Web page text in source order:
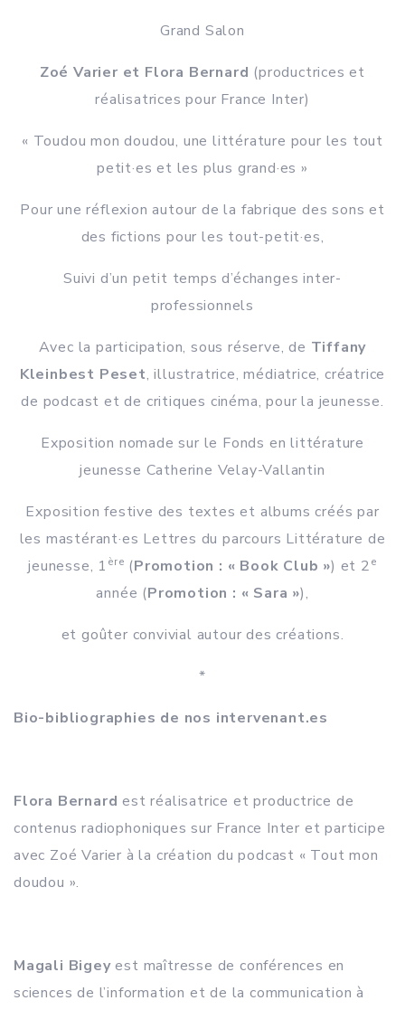
Grand Salon
Zoé Varier et Flora Bernard (productrices et
réalisatrices pour France Inter)
« Toudou mon doudou, une littérature pour les tout
petit·es et les plus grand·es »
Pour une réflexion autour de la fabrique des sons et
des fictions pour les tout-petit·es,
Suivi d’un petit temps d’échanges inter-
professionnels
Avec la participation, sous réserve, de Tiffany
Kleinbest Peset, illustratrice, médiatrice, créatrice
de podcast et de critiques cinéma, pour la jeunesse.
Exposition nomade sur le Fonds en littérature
jeunesse Catherine Velay-Vallantin
Exposition festive des textes et albums créés par
les mastérant·es Lettres du parcours Littérature de
jeunesse, 1 ère (Promotion : « Book Club ») et 2e
année (Promotion : « Sara »),
et goûter convivial autour des créations.
*
Bio-bibliographies de nos intervenant.es
Flora Bernard est réalisatrice et productrice de
contenus radiophoniques sur France Inter et participe
avec Zoé Varier à la création du podcast « Tout mon
doudou ».
Magali Bigeyest maîtresse de conférences en
sciences de l’information et de la communication à